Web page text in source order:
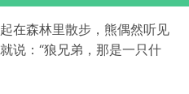
在森林里散步，熊偶然听见
说：“狼兄弟，那是一只什